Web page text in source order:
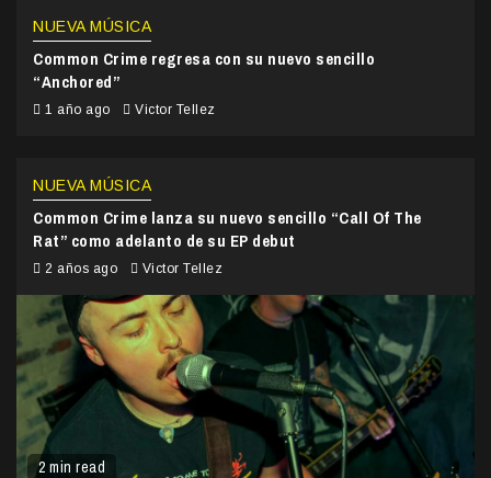
NUEVA MÚSICA
Common Crime regresa con su nuevo sencillo
“Anchored”
1 año ago Victor Tellez
2 min read
NUEVA MÚSICA
Common Crime lanza su nuevo sencillo “Call Of The
Rat” como adelanto de su EP debut
2 años ago Victor Tellez